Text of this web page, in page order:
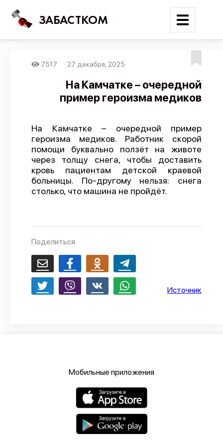
ЗАБАСТКОМ
Поиск
Карта событий
Трудовые конфликты
Отчеты
Предложить публикацию
Политика конфиденциальности
7517 27 декабря, 2025
На Камчатке – очередной
пример героизма медиков
На Камчатке – очередной пример
героизма медиков. Работник скорой
помощи буквально ползёт на животе
через толщу снега, чтобы доставить
кровь пациентам детской краевой
больницы. По-другому нельзя: снега
столько, что машина не пройдёт.
Поделиться
Источник
Мобильные приложения